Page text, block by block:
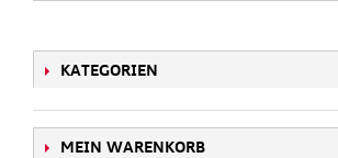
KATEGORIEN
MEIN WARENKORB